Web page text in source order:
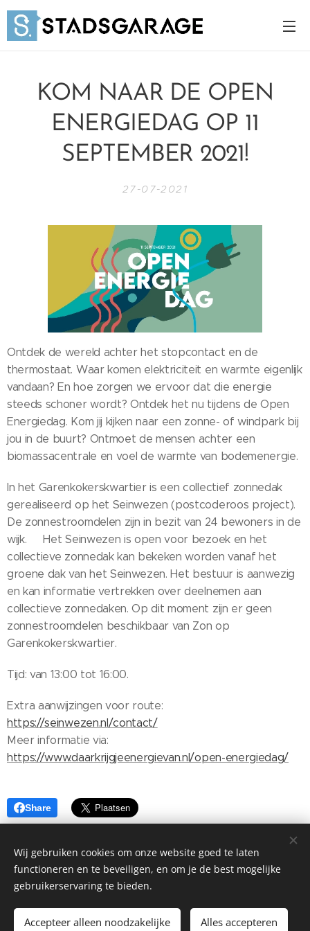
KOM NAAR DE OPEN
ENERGIEDAG OP 11
SEPTEMBER 2021!
27-07-2021
Ontdek de wereld achter het stopcontact en de
thermostaat. Waar komen elektriciteit en warmte eigenlijk
vandaan? En hoe zorgen we ervoor dat die energie
steeds schoner wordt? Ontdek het nu tijdens de Open
Energiedag. Kom jij kijken naar een zonne- of windpark bij
jou in de buurt? Ontmoet de mensen achter een
biomassacentrale en voel de warmte van bodemenergie.
In het Garenkokerskwartier is een collectief zonnedak
gerealiseerd op het Seinwezen (postcoderoos project).
De zonnestroomdelen zijn in bezit van 24 bewoners in de
wijk. Het Seinwezen is open voor bezoek en het
collectieve zonnedak kan bekeken worden vanaf het
groene dak van het Seinwezen. Het bestuur is aanwezig
en kan informatie vertrekken over deelnemen aan
collectieve zonnedaken. Op dit moment zijn er geen
zonnestroomdelen beschikbaar van Zon op
Garenkokerskwartier.
Tijd: van 13:00 tot 16:00.
Extra aanwijzingen voor route:
https://seinwezen.nl/contact/
Meer informatie via:
https://www.daarkrijgjeenergievan.nl/open-energiedag/
Share
AS |Privacyverklaring
Wij gebruiken cookies om onze website goed te laten
functioneren en te beveiligen, en om je de best mogelijke
gebruikerservaring te bieden.
Accepteer alleen noodzakelijke Alles accepteren